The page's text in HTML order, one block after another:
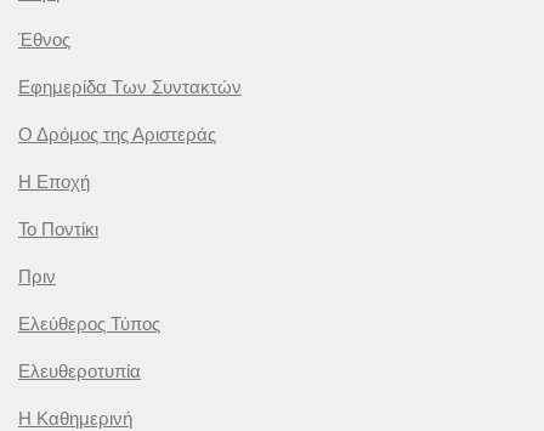
Έθνος
Εφημερίδα Των Συντακτών
Ο Δρόμος της Αριστεράς
Η Εποχή
Το Ποντίκι
Πριν
Ελεύθερος Τύπος
Ελευθεροτυπία
Η Καθημερινή